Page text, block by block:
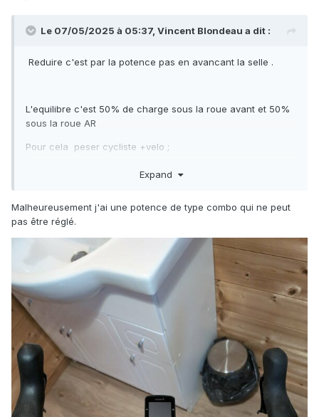
Le 07/05/2025 à 05:37, Vincent Blondeau a dit :
Reduire c'est par la potence pas en avancant la selle .
L'equilibre c'est 50% de charge sous la roue avant et 50%
sous la roue AR
Pour cela peser cycliste +velo ;
mettre le velo avec la roue AR sur une balance .
Monter sur le velo et lire le poids
faire le rapport .
Expand
Malheureusement j'ai une potence de type combo qui ne peut
pas être réglé.